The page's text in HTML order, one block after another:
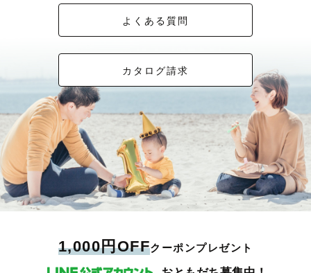
よくある質問
カタログ請求
1,000円OFFクーポンプレゼント